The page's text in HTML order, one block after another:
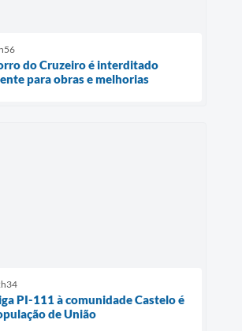
do Cruzeiro é interditado
para obras e melhorias
PI-111 à comunidade Castelo é
de União